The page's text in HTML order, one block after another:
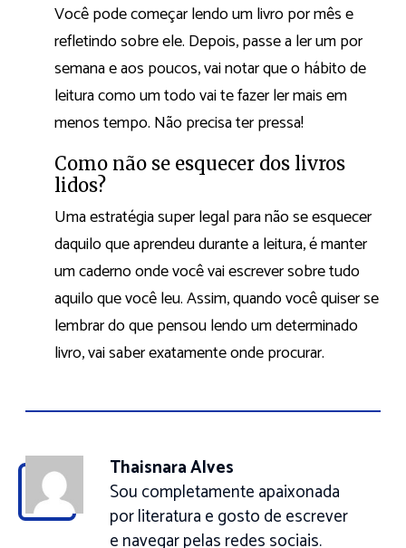
Você pode começar lendo um livro por mês e
refletindo sobre ele. Depois, passe a ler um por
semana e aos poucos, vai notar que o hábito de
leitura como um todo vai te fazer ler mais em
menos tempo. Não precisa ter pressa!
Como não se esquecer dos livros
lidos?
Uma estratégia super legal para não se esquecer
daquilo que aprendeu durante a leitura, é manter
um caderno onde você vai escrever sobre tudo
aquilo que você leu. Assim, quando você quiser se
lembrar do que pensou lendo um determinado
livro, vai saber exatamente onde procurar.
Thaisnara Alves
Sou completamente apaixonada
por literatura e gosto de escrever
e navegar pelas redes sociais.